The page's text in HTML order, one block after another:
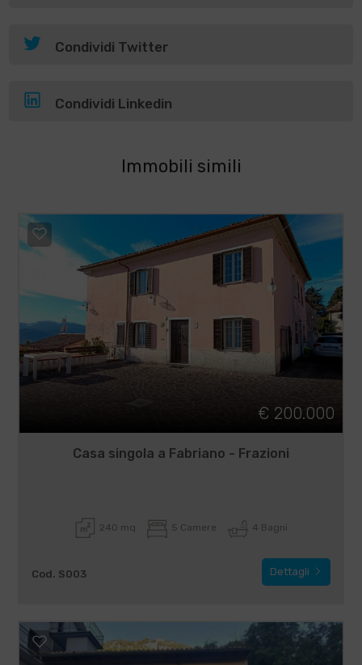
Condividi Twitter
Condividi Linkedin
Immobili simili
€ 200.000
Casa singola a Fabriano - Frazioni
240 mq 5 Camere 4 Bagni
Cod. S003 Dettagli